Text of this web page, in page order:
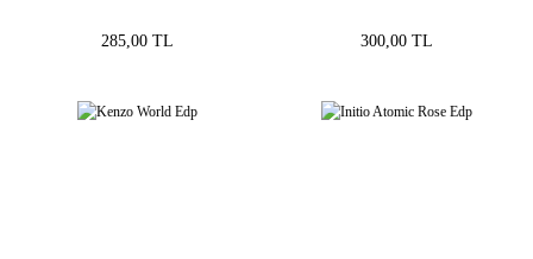
285,00 TL 300,00 TL